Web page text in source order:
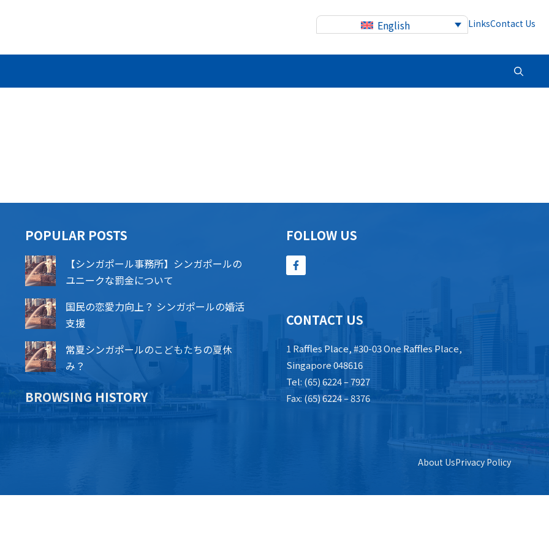
English LinksContact Us
POPU​​LAR POSTS
【シンガポール事務所】シンガポールの
ユニークな罰金について
国民の恋愛力向上？ シンガポールの婚活
支援
常夏シンガポールのこどもたちの夏休
み？
BROWSING HISTORY
FOLLOW US
CONTACT US
1 Raffles Place, #30-03 One Raffles Place,
Singapore 048616
Tel: (65) 6224 – 7927
Fax: (65) 6224 – 8376
About UsPrivacy Policy